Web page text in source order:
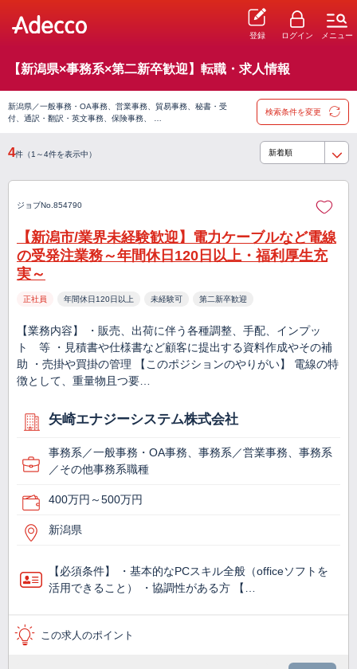
登録 ログイン メニュー
【新潟県×事務系×第二新卒歓迎】転職・求人情報
新潟県／一般事務・OA事務、営業事務、貿易事務、秘書・受
付、通訳・翻訳・英文事務、保険事務、 …
検索条件を変更
4件（1～4件を表示中）
ジョブNo.854790
【新潟市/業界未経験歓迎】電力ケーブルなど電線
の受発注業務～年間休日120日以上・福利厚生充
実～
正社員 年間休日120日以上 未経験可 第二新卒歓迎
【業務内容】 ・販売、出荷に伴う各種調整、手配、インプッ
ト 等 ・見積書や仕様書など顧客に提出する資料作成やその補
助 ・売掛や買掛の管理 【このポジションのやりがい】 電線の特
徴として、重量物且つ要…
矢崎エナジーシステム株式会社
事務系／一般事務・OA事務、事務系／営業事務、事務系
／その他事務系職種
400万円～500万円
新潟県
【必須条件】 ・基本的なPCスキル全般（officeソフトを
活用できること） ・協調性がある方 【…
この求人のポイント